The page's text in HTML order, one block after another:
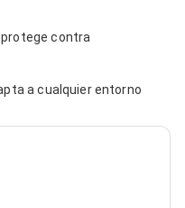
contra
a cualquier entorno